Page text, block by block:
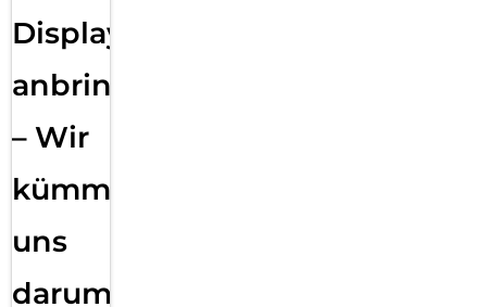
Displayfolie
anbringen
– Wir
kümmern
uns
darum!